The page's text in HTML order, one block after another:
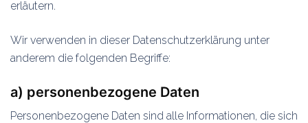
erläutern.
Wir verwenden in dieser Datenschutzerklärung unter
anderem die folgenden Begriffe:
a) personenbezogene Daten
Personenbezogene Daten sind alle Informationen, die sich